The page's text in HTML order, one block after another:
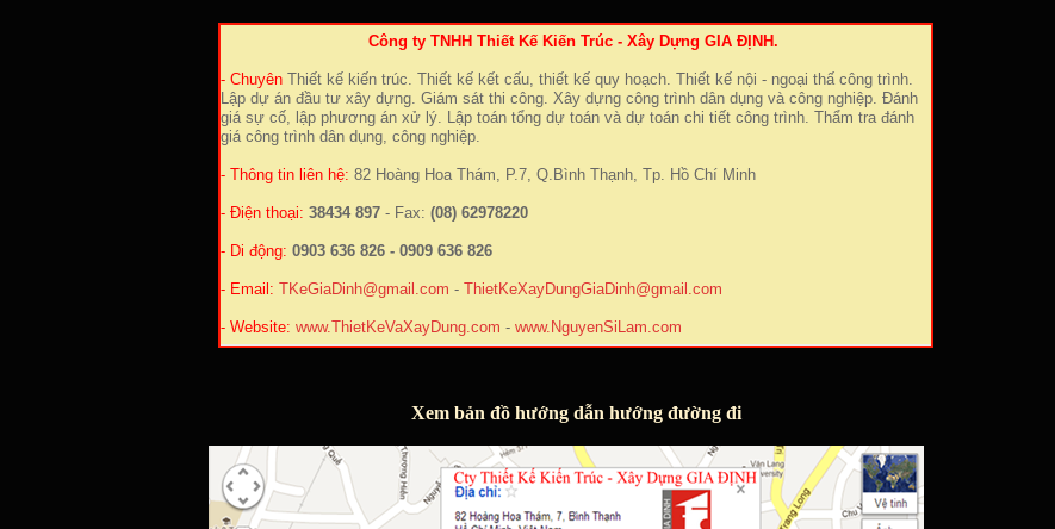
Công ty TNHH Thiết Kế Kiến Trúc - Xây Dựng GIA ĐỊNH.
- Chuyên Thiết kế kiến trúc. Thiết kế kết cấu, thiết kế quy hoạch. Thiết kế nội - ngoại thấ công trình.
Lập dự án đầu tư xây dựng. Giám sát thi công. Xây dựng công trình dân dụng và công nghiệp. Đánh
giá sự cố, lập phương án xử lý. Lập toán tổng dự toán và dự toán chi tiết công trình. Thẩm tra đánh
giá công trình dân dụng, công nghiệp.
- Thông tin liên hệ: 82 Hoàng Hoa Thám, P.7, Q.Bình Thạnh, Tp. Hồ Chí Minh
- Điện thoại: 38434 897 - Fax: (08) 62978220
- Di động: 0903 636 826 - 0909 636 826
- Email: TKeGiaDinh@gmail.com - ThietKeXayDungGiaDinh@gmail.com
- Website: www.ThietKeVaXayDung.com - www.NguyenSiLam.com
Xem bản đồ hướng dẫn hướng đường đi